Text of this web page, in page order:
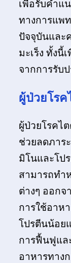
เพื่อรับคำแ
ทางการแพ
ปัจจุบันและ
มะเร็ง ทั้งนี้
จากการรับ
ผู้ป่วยโรค
ผู้ป่วยโรคไ
ช่วยลดภาร
มิโนและโป
สามารถทำ
ต่างๆ ออกจ
การใช้อาห
โปรตีนน้อย
การฟื้นฟูแล
อาหารทาง